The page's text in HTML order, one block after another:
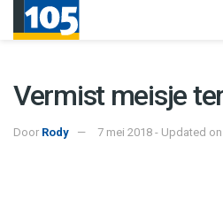
Vermist meisje
Door Rody 7 mei 2018 - Updated